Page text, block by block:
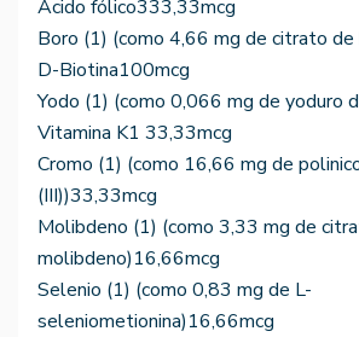
Ácido fólico333,33mcg
Boro (1) (como 4,66 mg de citrato
D-Biotina100mcg
Yodo (1) (como 0,066 mg de yoduro
Vitamina K1 33,33mcg
Cromo (1) (como 16,66 mg de
(III))33,33mcg
Molibdeno (1) (como 3,33 mg de
molibdeno)16,66mcg
Selenio (1) (como 0,83 mg de L-
seleniometionina)16,66mcg